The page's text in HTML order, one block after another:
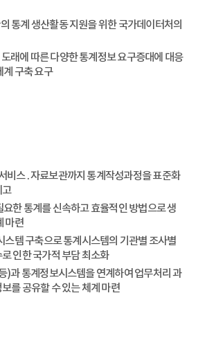
통계 생산활동 지원을 위한 국가데이터처의
래에 따른 다양한 통계정보 요구증대에 대응
계 구축 요구
비스․자료보관까지 통계작성과정을 표준화
고
한 통계를 신속하고 효율적인 방법으로 생
마련
스템 구축으로 통계시스템의 기관별 조사별
인한 국가적 부담 최소화
)과 통계정보시스템을 연계하여 업무처리 과
를 공유할 수 있는 체계 마련